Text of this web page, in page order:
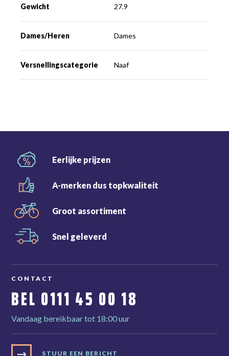
Gewicht 27.9
Dames/Heren Dames
Versnellingscategorie Naaf
Eerlijke prijzen
A-merken dus topkwaliteit
Groot assortiment
Snel geleverd
CONTACT
BEL 0111 45 00 18
Vandaag bereikbaar tot 18:00 uur
STUUR EEN BERICHT